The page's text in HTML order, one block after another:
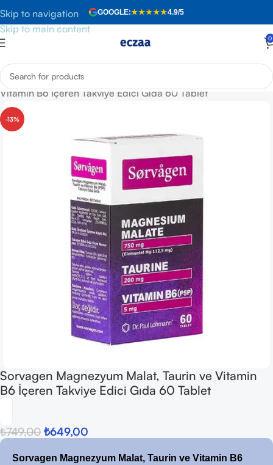
Skip to navigation
Skip to main content
GOOGLE:★★★★★4.9/5
0
Anasayfa» Mağaza
Vitamin B6 İçeren Takviye Edici Gıda 60 Tablet
-13%
Sorvagen Magnezyum Malat, Taurin ve Vitamin
B6 İçeren Takviye Edici Gıda 60 Tablet
₺749,00 ₺649,00
Sorvagen Magnezyum Malat, Taurin ve Vitamin B6